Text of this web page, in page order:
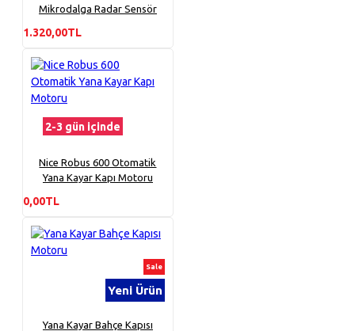
Mikrodalga Radar Sensör
1.320,00TL
2-3 gün içinde
Nice Robus 600 Otomatik
Yana Kayar Kapı Motoru
0,00TL
Sale
Yeni Ürün
Yana Kayar Bahçe Kapısı